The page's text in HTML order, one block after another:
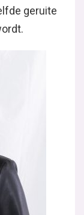
geruite